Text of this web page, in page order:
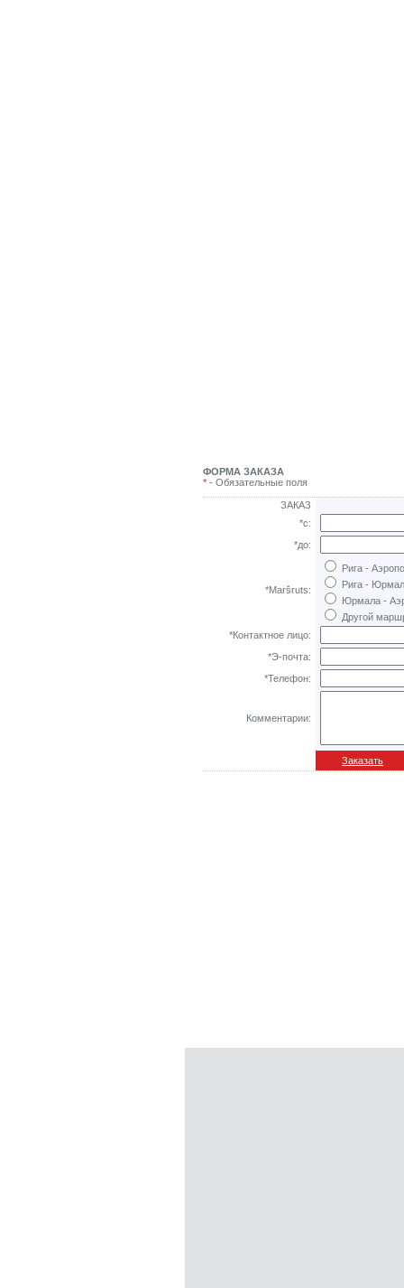
ФОРМА ЗАКАЗА
* - Обязательные поля
ЗАКАЗ
*с:
*до:
*Maršruts:
Рига -
Рига -
Юрмала -
Другой
*Контактное лицо:
*Э-почта:
*Телефон:
Комментарии:
Заказать